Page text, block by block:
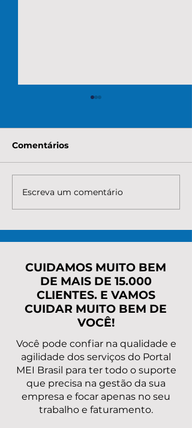
Quanto custa para
renegociar a dívida do
taxas, parcelas e o
caminho mais seguro
Comentários
Escreva um comentário
CUIDAMOS MUITO BEM
DE MAIS DE 15.000
CLIENTES. E VAMOS
CUIDAR MUITO BEM DE
VOCÊ!
Você pode confiar na qualidade e
agilidade dos serviços do Portal
MEI Brasil para ter todo o suporte
que precisa na gestão da sua
empresa e focar apenas no seu
trabalho e faturamento.